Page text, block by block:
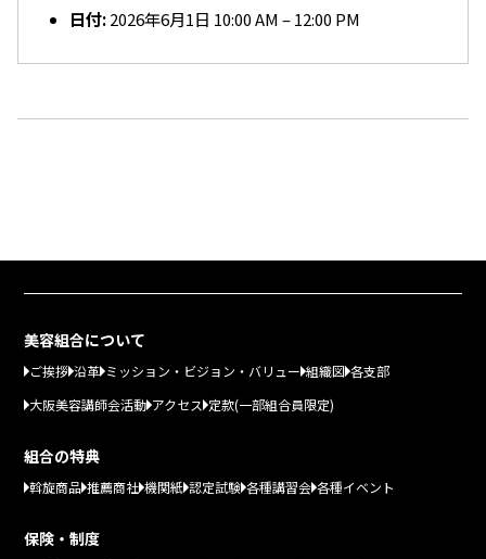
日付: 2026年6月1日 10:00 AM–12:00 PM
美容組合について
ご挨拶 沿革 ミッション・ビジョン・バリュー 組織図 各支部
大阪美容講師会活動 アクセス 定款(一部組合員限定)
組合の特典
斡旋商品 推薦商社 機関紙 認定試験 各種講習会 各種イベント
保険・制度